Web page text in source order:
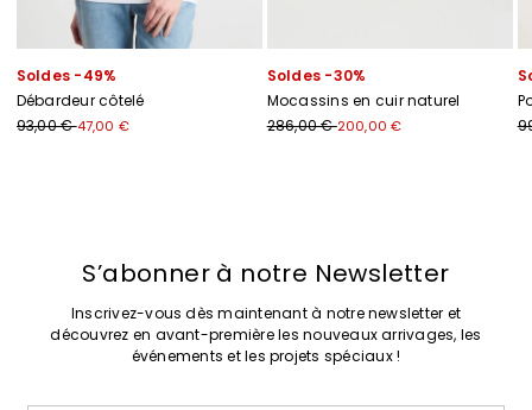
Soldes -49%
Débardeur côtelé
93,00 €47,00 €
Soldes -30%
Mocassins en cuir naturel
286,00 €200,00 €
S’abonner à notre Newsletter
Inscrivez-vous dès maintenant à notre newsletter et
découvrez en avant-première les nouveaux arrivages, les
événements et les projets spéciaux !